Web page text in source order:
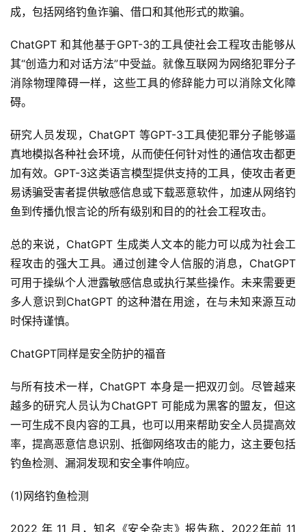
成，包括网络钓鱼诈骗、借口和其他形式的欺骗。
ChatGPT 和其他基于GPT-3的工具使社会工程攻击能够从
其“创造力和对话方法”中受益。就像互联网为网络犯罪分子
消除物理障碍一样，这些工具的修辞能力可以消除文化障
碍。
研究人员发现，ChatGPT 等GPT-3工具使犯罪分子能够逼
真地模拟各种社会环境，从而使任何针对性的通信攻击都更
加有效。GPT-3这类语言模型提供支持的工具，使攻击者更
易诱骗受害者提供敏感信息或下载恶意软件，加速从网络钓
鱼到传播仇恨言论的所有级别和目的的社会工程攻击。
总的来说，ChatGPT 生成类人文本的能力可以成为社会工
程攻击的强大工具。通过创建令人信服的消息，ChatGPT
可用于操纵个人泄露敏感信息或执行某些操作。未来需要更
多人意识到ChatGPT 的这种潜在用途，在与未知来源互动
时保持谨慎。
ChatGPT同样是安全防护的福音
与所有技术一样，ChatGPT 本身是一把双刃剑。尽管越来
越多的研究人员认为ChatGPT 可能成为黑客的盟友，但这
一可生成不良内容的工具，也可以用来帮助安全人员提高效
率，提高恶意信息识别、抵御网络攻击的能力，这主要包括
钓鱼检测、漏洞发现和安全事件响应。
(1)网络钓鱼检测
2022 年 11 月，知名《安全杂志》报告称，2022年前 11